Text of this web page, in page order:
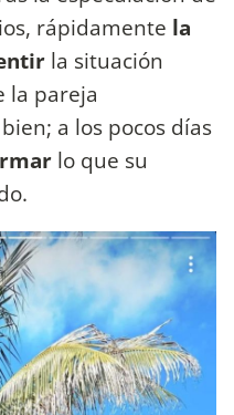
rápidamente la
la situación
la pareja
a los pocos días
lo que su